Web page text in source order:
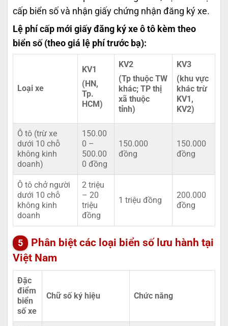
cấp biển số và nhận giấy chứng nhận đăng ký xe.
Lệ phí cấp mới giấy đăng ký xe ô tô kèm theo
biển số (theo giá lệ phí trước bạ):
Loại xe
KV1
(HN,
Tp.
HCM)
KV2
(Tp thuộc TW
khác; TP thị
xã thuộc
tỉnh)
KV3
(khu vực
khác trừ
KV1,
KV2)
Ô tô (trừ xe
dưới 10 chỗ
không kinh
doanh)
150.00
0 –
500.00
0 đồng
150.000
đồng
150.000
đồng
Ô tô chở người
dưới 10 chỗ
không kinh
doanh
2 triệu
– 20
triệu
đồng
1 triệu đồng
200.000
đồng
Phân biệt các loại biển số lưu hành tại
Việt Nam
Đặc
điểm
biển
số xe
Chữ số ký hiệu Chức năng